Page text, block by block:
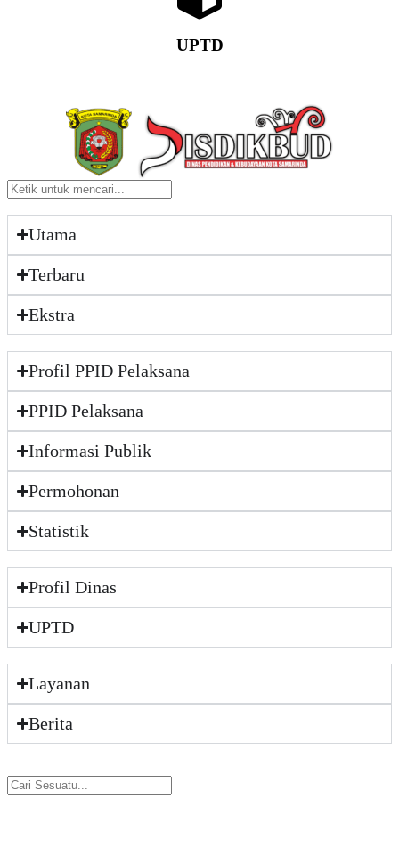
UPTD
Utama
Terbaru
Ekstra
Profil PPID Pelaksana
PPID Pelaksana
Informasi Publik
Permohonan
Statistik
Profil Dinas
UPTD
Layanan
Berita